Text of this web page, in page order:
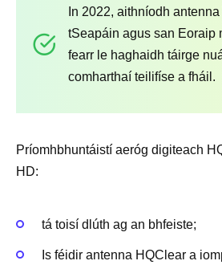
In 2022, aithníodh
tSeapáin agus san Eoraip
fearr le haghaidh táirge
comharthaí teilifíse a fháil.
Príomhbhuntáistí aeróg digiteach
HD:
tá toisí dlúth ag an bhfeiste;
Is féidir antenna HQClear a